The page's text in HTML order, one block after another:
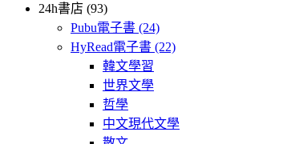
24h書店 (93)
Pubu電子書 (24)
HyRead電子書 (22)
韓文學習
世界文學
哲學
中文現代文學